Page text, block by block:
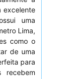
excelente
uma
Lima,
como o
de uma
para
recebem